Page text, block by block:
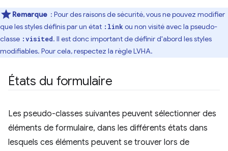
Remarque : Pour des raisons de sécurité, vous ne pouvez modifier
que les styles définis par un état :link ou non visité avec la pseudo-
classe :visited. Il est donc important de définir d'abord les styles
modifiables. Pour cela, respectez la règle LVHA.
États du formulaire
Les pseudo-classes suivantes peuvent sélectionner des
éléments de formulaire, dans les différents états dans
lesquels ces éléments peuvent se trouver lors de